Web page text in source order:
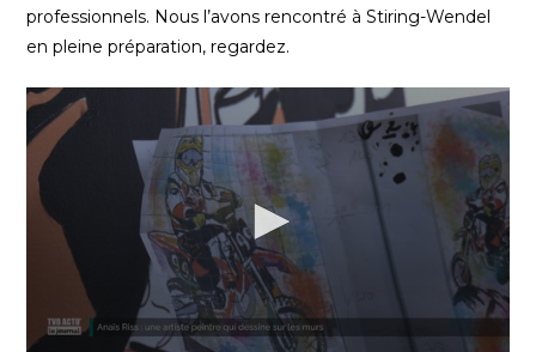
professionnels. Nous l’avons rencontré à Stiring-Wendel
en pleine préparation, regardez.